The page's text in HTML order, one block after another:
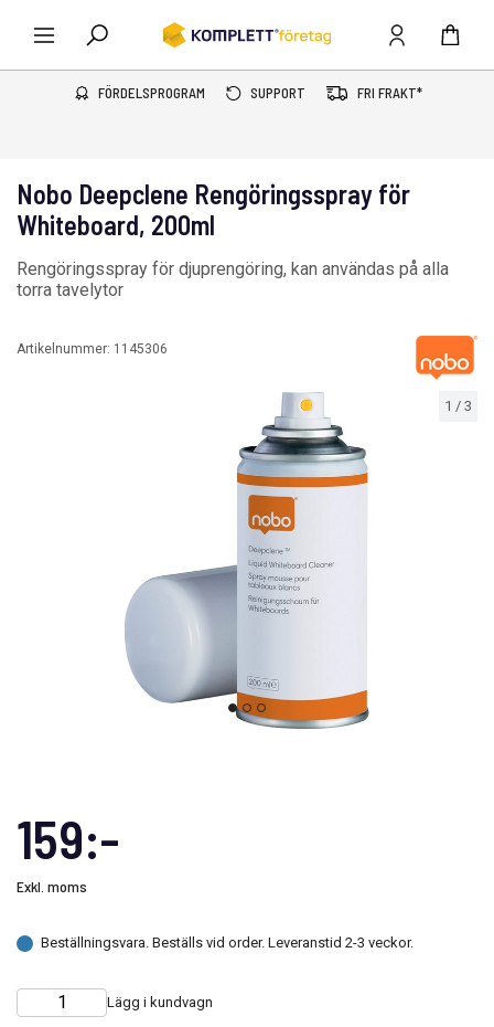
FÖRDELSPROGRAM SUPPORT FRI FRAKT*
1 / 3
Nobo Deepclene Rengöringsspray för
Whiteboard, 200ml
Rengöringsspray för djuprengöring, kan användas på alla
torra tavelytor
Artikelnummer: 1145306
159:-
Exkl. moms
Beställningsvara. Beställs vid order. Leveranstid 2-3 veckor.
Choose
Quantity Lägg i kundvagn